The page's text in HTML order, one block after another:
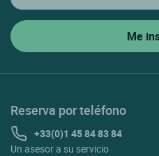
Reserva por teléfono
+33(0)1 45 84 83 84
Un asesor a su servicio